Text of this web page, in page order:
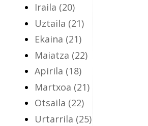
Iraila (20)
Uztaila (21)
Ekaina (21)
Maiatza (22)
Apirila (18)
Martxoa (21)
Otsaila (22)
Urtarrila (25)